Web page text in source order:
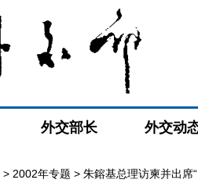
外交部长 外交动
> 2002年专题 > 朱鎔基总理访柬并出席